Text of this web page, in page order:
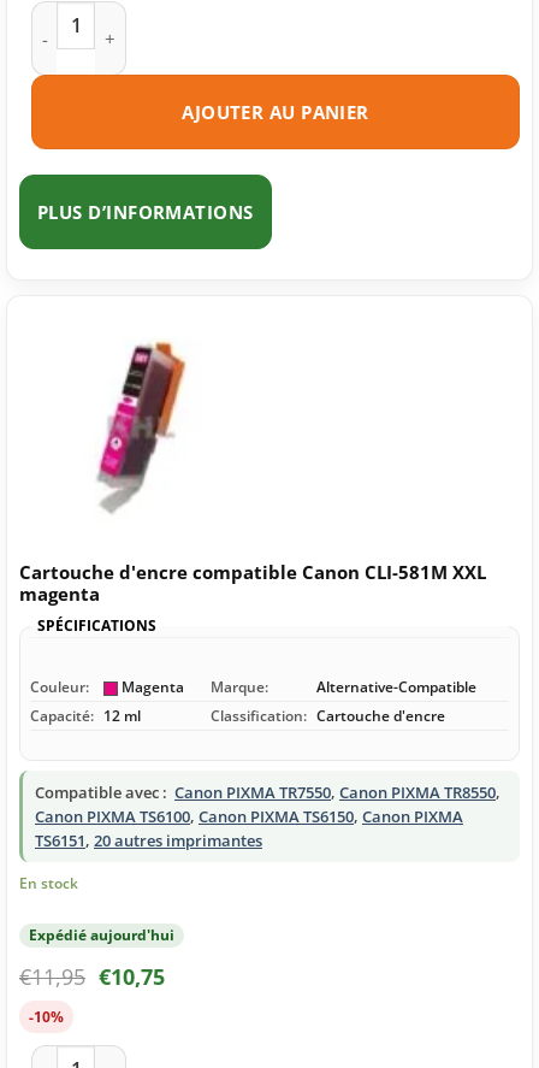
quantité de Cartouche d'encre compatible Canon CLI-581C
AJOUTER AU PANIER
PLUS D’INFORMATIONS
Cartouche d'encre compatible Canon CLI-581M XXL
magenta
SPÉCIFICATIONS
Couleur: Magenta Marque:
Alternative-Compatible
Capacité: 12 ml Classification: Cartouche d'encre
Compatible avec : Canon PIXMA TR7550, Canon PIXMA TR8550,
Canon PIXMA TS6100, Canon PIXMA TS6150, Canon PIXMA
TS6151, 20 autres imprimantes
En stock
Expédié aujourd'hui
€11,95 €10,75
-10%
quantité de Cartouche d'encre compatible Canon CLI-581M